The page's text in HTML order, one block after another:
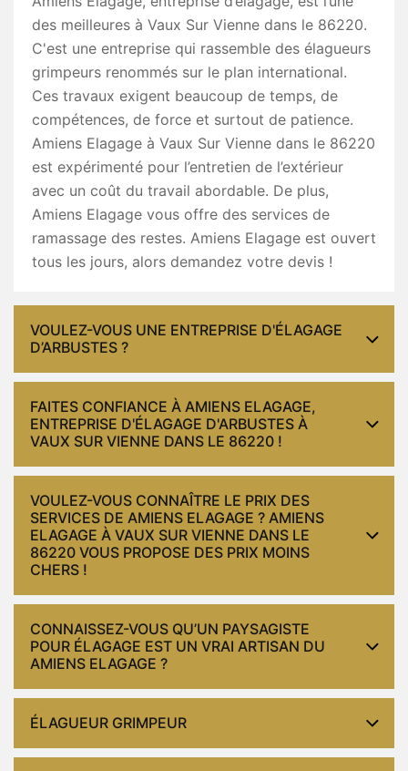
des meilleures à Vaux Sur Vienne dans le 86220.
C'est une entreprise qui rassemble des élagueurs
grimpeurs renommés sur le plan international.
Ces travaux exigent beaucoup de temps, de
compétences, de force et surtout de patience.
Amiens Elagage à Vaux Sur Vienne dans le 86220
est expérimenté pour l’entretien de l’extérieur
avec un coût du travail abordable. De plus,
Amiens Elagage vous offre des services de
ramassage des restes. Amiens Elagage est ouvert
tous les jours, alors demandez votre devis !
VOULEZ-VOUS UNE ENTREPRISE D'ÉLAGAGE
D’ARBUSTES ?
FAITES CONFIANCE À AMIENS ELAGAGE,
ENTREPRISE D'ÉLAGAGE D'ARBUSTES À
VAUX SUR VIENNE DANS LE 86220 !
VOULEZ-VOUS CONNAÎTRE LE PRIX DES
SERVICES DE AMIENS ELAGAGE ? AMIENS
ELAGAGE À VAUX SUR VIENNE DANS LE
86220 VOUS PROPOSE DES PRIX MOINS
CHERS !
CONNAISSEZ-VOUS QU’UN PAYSAGISTE
POUR ÉLAGAGE EST UN VRAI ARTISAN DU
AMIENS ELAGAGE ?
ÉLAGUEUR GRIMPEUR